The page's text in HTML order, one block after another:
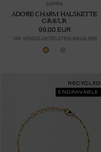
SAFIRA
ADORE CHARM HALSKETTE
GRAVUR
99.00 EUR
18K VERGOLDETES STERLINGSILBER
RECYCLED
ENGRAVABLE